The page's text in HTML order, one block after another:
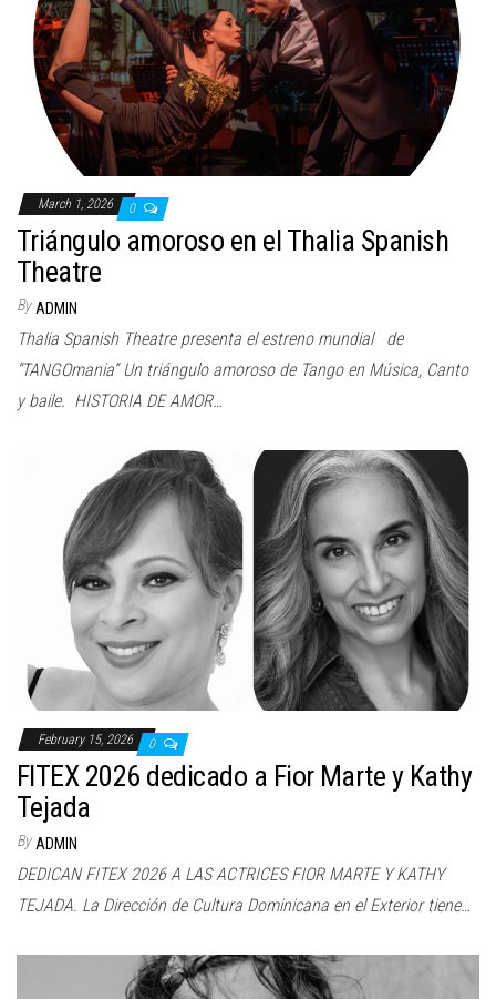
March 1, 2026 0
Triángulo amoroso en el Thalia Spanish
Theatre
By ADMIN
Thalia Spanish Theatre presenta el estreno mundial de
“TANGOmania” Un triángulo amoroso de Tango en Música, Canto
y baile. HISTORIA DE AMOR…
February 15, 2026 0
FITEX 2026 dedicado a Fior Marte y Kathy
Tejada
By ADMIN
DEDICAN FITEX 2026 A LAS ACTRICES FIOR MARTE Y KATHY
TEJADA. La Dirección de Cultura Dominicana en el Exterior tiene…